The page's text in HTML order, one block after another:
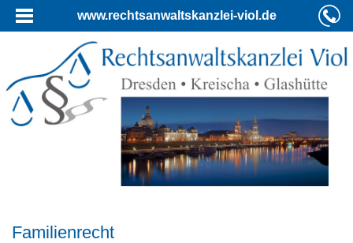
www.rechtsanwaltskanzlei-viol.de
Familienrecht